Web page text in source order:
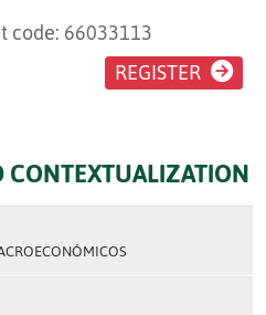
code: 66033113
REGISTER
CONTEXTUALIZATION